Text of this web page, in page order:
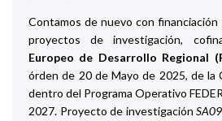
Contamos de nuevo con financiación
proyectos de investigación,
Europeo de Desarrollo Regional
órden de 20 de Mayo de 2025, de la
dentro del Programa Operativo
2027. Proyecto de investigación